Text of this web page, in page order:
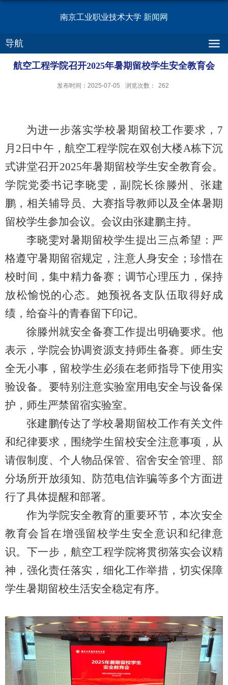
南京工业职业技术大学 新闻网
导航
航空工程学院召开2025年暑期留校学生安全教育会
发布时间：2025-07-05 浏览次数： 262
为进一步落实学校暑期留校工作要求，7
月2日中午，航空工程学院在双创大楼A栋下沉
式讲堂召开2025年暑期留校学生安全教育会。
学院党委书记李晓雯，副院长徐滕州、张建
鹏，相关辅导员、大赛指导教师以及全体暑期
留校学生参加会议。会议由张建鹏主持。
李晓雯对暑期留校学生提出三点希望：严
格遵守暑期留宿规定，注意人身安全；珍惜在
校时间，集中精力备赛；调节心理压力，保持
放松愉悦的心态。她预祝各支队伍取得好成
绩，给奋斗的青春留下印记。
徐滕州就安全备赛工作提出明确要求。他
表示，学院会协调资源支持师生备赛。师生安
全无小事，留校学生必须在老师指导下使用实
验设备。要特别注意实验室用电安全与设备保
护，师生严禁留宿实验室。
张建鹏传达了学校暑期留校工作有关文件
和纪律要求，围绕学生留校安全注意事项，从
请假制度、个人物品保管、宿舍安全管理、部
分场所开放须知、防范电信诈骗等多个方面进
行了具体提醒和部署。
作为学院安全教育的重要环节，本次安全
教育会旨在增强留校学生安全意识和纪律意
识。下一步，航空工程学院将贯彻落实会议精
神，强化责任落实，细化工作举措，切实保障
学生暑期留校生活安全稳定有序。